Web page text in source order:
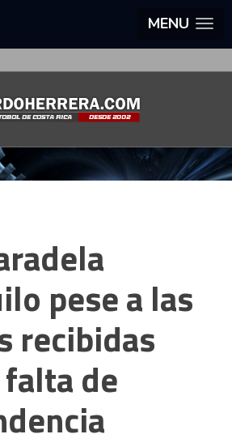
MENU
pese a las
recibidas
de